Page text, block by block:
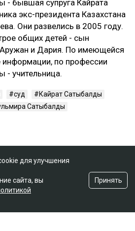
- бывшая супруга Кайрата
экс-президента Казахстана
Они развелись в 2005 году.
общих детей - сын
и Дария. По имеющейся
по профессии
- учительница.
суд
Кайрат Сатыбалды
Сатыбалды
для улучшения
сайта, вы
Принять